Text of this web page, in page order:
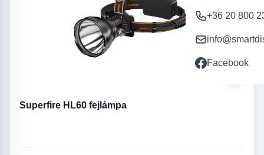
+36 20 800
Facebook
Superfire HL60 fejlámpa